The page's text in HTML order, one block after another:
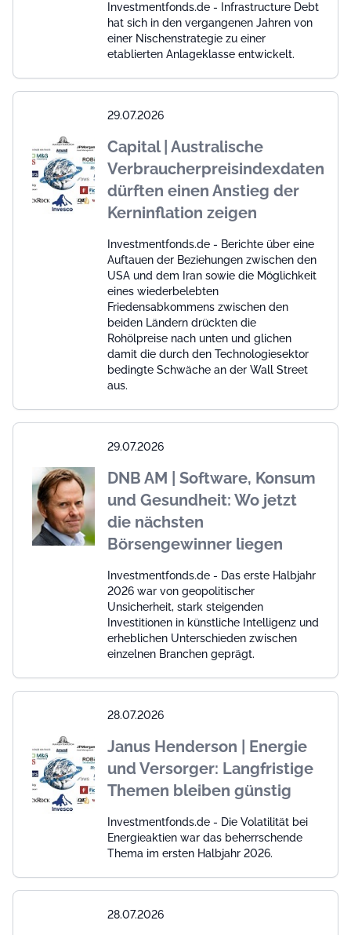
Investmentfonds.de - Infrastructure Debt
hat sich in den vergangenen Jahren von
einer Nischenstrategie zu einer
etablierten Anlageklasse entwickelt.
29.07.2026
Capital | Australische
Verbraucherpreisindexdaten
dürften einen Anstieg der
Kerninflation zeigen
Investmentfonds.de - Berichte über eine
Auftauen der Beziehungen zwischen den
USA und dem Iran sowie die Möglichkeit
eines wiederbelebten
Friedensabkommens zwischen den
beiden Ländern drückten die
Rohölpreise nach unten und glichen
damit die durch den Technologiesektor
bedingte Schwäche an der Wall Street
aus.
29.07.2026
DNB AM | Software, Konsum
und Gesundheit: Wo jetzt
die nächsten
Börsengewinner liegen
Investmentfonds.de - Das erste Halbjahr
2026 war von geopolitischer
Unsicherheit, stark steigenden
Investitionen in künstliche Intelligenz und
erheblichen Unterschieden zwischen
einzelnen Branchen geprägt.
28.07.2026
Janus Henderson | Energie
und Versorger: Langfristige
Themen bleiben günstig
Investmentfonds.de - Die Volatilität bei
Energieaktien war das beherrschende
Thema im ersten Halbjahr 2026.
28.07.2026